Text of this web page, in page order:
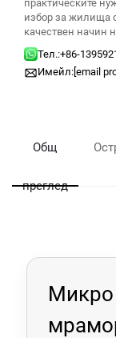
практическите
избор за жилища
качествен начин
Тел.:+86-
Имейл:[email
Общ
преглед
Микро